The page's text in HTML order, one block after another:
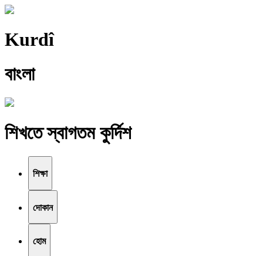
Kurdî
বাংলা
শিখতে স্বাগতম কুর্দিশ
শিক্ষা
দোকান
হোম